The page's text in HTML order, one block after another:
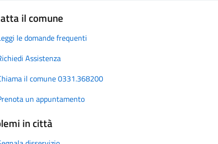
il comune
le domande frequenti
Assistenza
il comune 0331.368200
un appuntamento
in città